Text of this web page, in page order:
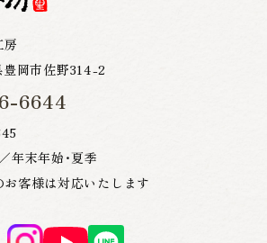
岡市佐野314-2
6644
年末年始・夏季
は対応いたします